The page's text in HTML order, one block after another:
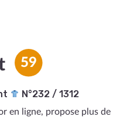
59
N°232 / 1312
en ligne, propose plus de